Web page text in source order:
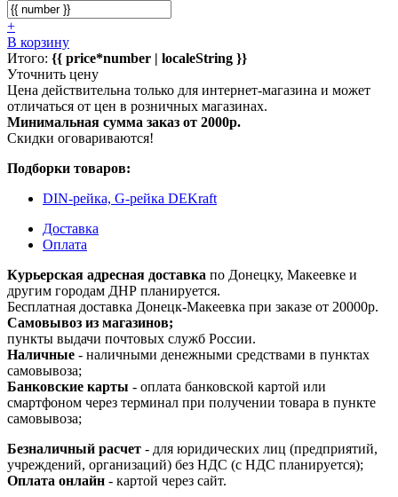
+
В корзину
Итого: {{ price*number | localeString }}
Уточнить цену
Цена действительна только для интернет-магазина и может
отличаться от цен в розничных магазинах.
Минимальная сумма заказ от 2000р.
Скидки оговариваются!
Подборки товаров:
DIN-рейка, G-рейка DEKraft
Доставка
Оплата
Курьерская адресная доставка по Донецку, Макеевке и
другим городам ДНР планируется.
Бесплатная доставка Донецк-Макеевка при заказе от 20000р.
Самовывоз из магазинов;
пункты выдачи почтовых служб России.
Наличные - наличными денежными средствами в пунктах
самовывоза;
Банковские карты - оплата банковской картой или
смартфоном через терминал при получении товара в пункте
самовывоза;
Безналичный расчет - для юридических лиц (предприятий,
учреждений, организаций) без НДС (с НДС планируется);
Оплата онлайн - картой через сайт.